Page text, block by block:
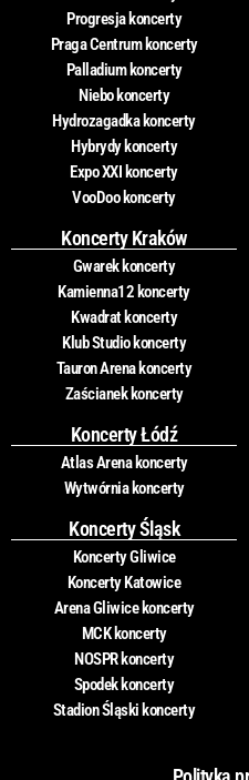
Progresja koncerty
Praga Centrum koncerty
Palladium koncerty
Niebo koncerty
Hydrozagadka koncerty
Hybrydy koncerty
Expo XXI koncerty
VooDoo koncerty
Koncerty Kraków
Gwarek koncerty
Kamienna12 koncerty
Kwadrat koncerty
Klub Studio koncerty
Tauron Arena koncerty
Zaścianek koncerty
Koncerty Łódź
Atlas Arena koncerty
Wytwórnia koncerty
Koncerty Śląsk
Koncerty Gliwice
Koncerty Katowice
Arena Gliwice koncerty
MCK koncerty
NOSPR koncerty
Spodek koncerty
Stadion Śląski koncerty